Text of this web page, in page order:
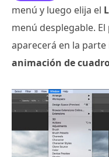
menú y luego elija el
menú desplegable.
aparecerá en la
animación de